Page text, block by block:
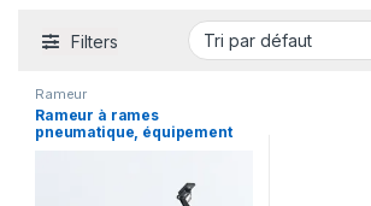
Filters
Rameur
Rameur à rames
pneumatique, équipement